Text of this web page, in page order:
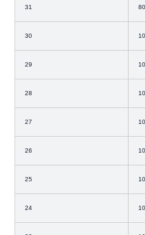
31
30
29
28
27
26
25
24